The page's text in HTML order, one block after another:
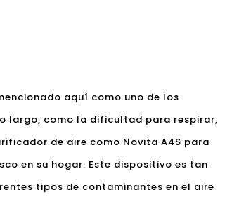
aquí como uno de los
largo, como la dificultad para respirar,
de aire como Novita A4S para
en su hogar. Este dispositivo es tan
tipos de contaminantes en el aire